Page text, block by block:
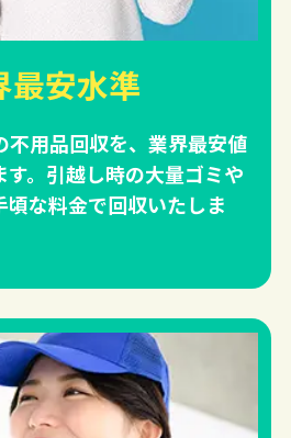
最安水準
不用品回収を、業界最安値
。引越し時の大量ゴミや
な料金で回収いたしま